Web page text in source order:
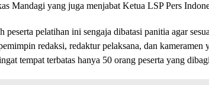
Mandagi yang juga menjabat Ketua LSP Pers
peserta pelatihan ini sengaja dibatasi panitia agar
redaksi, redaktur pelaksana, dan kameramen
tempat terbatas hanya 50 orang peserta yang